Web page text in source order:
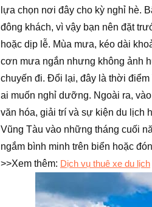
lựa chọn nơi đây cho kỳ nghỉ hè.
đông khách, vì vậy bạn nên đặt
hoặc dịp lễ. Mùa mưa, kéo dài
cơn mưa ngắn nhưng không ảnh
chuyến đi. Đổi lại, đây là thời
ai muốn nghỉ dưỡng. Ngoài ra,
văn hóa, giải trí và sự kiện du lịch
Vũng Tàu vào những tháng cuối
ngắm bình minh trên biển hoặc
>>Xem thêm: Dịch vụ thuê xe du lịch